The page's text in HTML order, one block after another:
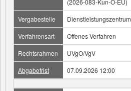
(2026-083-Kun-O-EU)
Vergabestelle
Dienstleistungszentrum
Verfahrensart
Offenes Verfahren
Rechtsrahmen
UVgO/VgV
Abgabefrist
07.09.2026 12:00